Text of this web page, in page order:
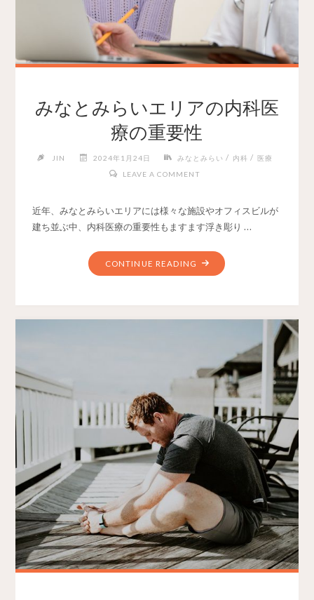
みなとみらいエリアの内科医
療の重要性
JIN 2024年1月24日 みなとみらい / 内科 /
医療
LEAVE A COMMENT
近年、みなとみらいエリアには様々な施設やオフィスビルが
建ち並ぶ中、内科医療の重要性もますます浮き彫り …
CONTINUE READING